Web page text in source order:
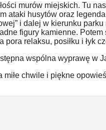
murów miejskich. Tu
ataki husytów oraz
i dalej w kierunku
figury kamienne.
pora relaksu, posiłku i łyk
wspólna wyprawę w
chwile i piękne